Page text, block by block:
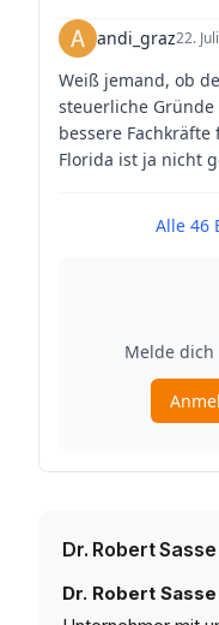
Dr. Robert Sasse
Dr. Robert Sasse